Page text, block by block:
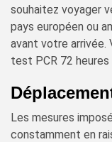
souhaitez voyager
pays européen ou
avant votre
test PCR 72
Les mesures
constamment en